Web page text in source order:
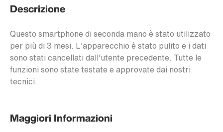
Descrizione
Questo smartphone di seconda mano è stato utilizzato
per più di 3 mesi. L'apparecchio è stato pulito e i dati
sono stati cancellati dall'utente precedente. Tutte le
funzioni sono state testate e approvate dai nostri
tecnici.
Maggiori Informazioni